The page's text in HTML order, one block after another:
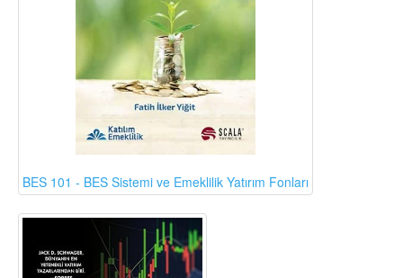
BES 101 - BES Sistemi ve Emeklilik Yatırım Fonları